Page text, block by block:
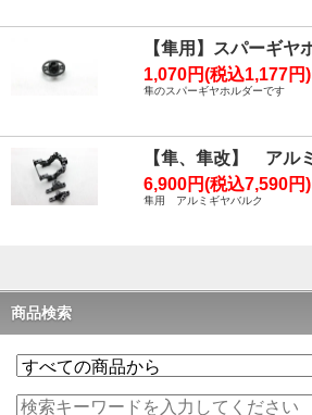
【隼用】スパーギヤ
1,070円(税込1,177円)
隼のスパーギヤホルダーです
【隼、隼改】 アル
6,900円(税込7,590円)
隼用 アルミギヤバルク
商品検索